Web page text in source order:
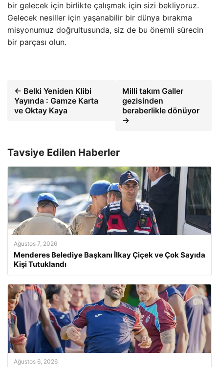
bir gelecek için birlikte çalışmak için sizi bekliyoruz.
Gelecek nesiller için yaşanabilir bir dünya bırakma
misyonumuz doğrultusunda, siz de bu önemli sürecin
bir parçası olun.
← Belki Yeniden Klibi
Yayında : Gamze Karta
ve Oktay Kaya
Milli takım Galler
gezisinden
beraberlikle dönüyor
→
Tavsiye Edilen Haberler
Ağustos 7, 2026
Menderes Belediye Başkanı İlkay Çiçek ve Çok Sayıda
Kişi Tutuklandı
Ağustos 6, 2026